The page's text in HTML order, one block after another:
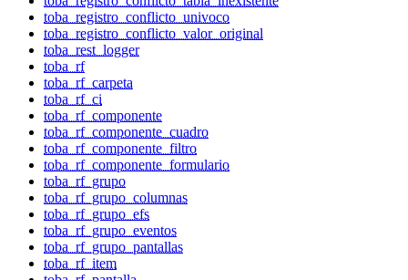
toba_registro_conflicto_univoco
toba_registro_conflicto_valor_original
toba_rest_logger
toba_rf
toba_rf_carpeta
toba_rf_ci
toba_rf_componente
toba_rf_componente_cuadro
toba_rf_componente_filtro
toba_rf_componente_formulario
toba_rf_grupo
toba_rf_grupo_columnas
toba_rf_grupo_efs
toba_rf_grupo_eventos
toba_rf_grupo_pantallas
toba_rf_item